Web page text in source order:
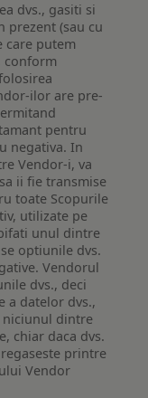
dvs., gasiti si
prezent (sau cu
care putem
conform
ilor are pre-
pentru
negativa. In
Vendor-i, va
ii fie transmise
toate Scopurile
utilizate pe
unul dintre
optiunile dvs.
Vendorul
dvs., deci
a datelor dvs.,
niciunul dintre
chiar daca dvs.
printre
Vendor